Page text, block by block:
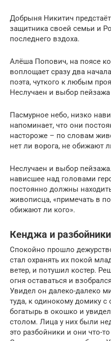
Добрыня Никитич
защитника своей семьи и
последнего вздоха.
Алёша Попович, на поясе
воплощает сразу два
поэта, чуткого к любым
Неслучаен и выбор пейзажа
Пасмурное небо, низко
напоминает, что они
настороже – по словам
нет ли ворога, не обижают
Неслучаен и выбор
нависшее над головами
постоянно должны
живописца, «примечать в
обижают ли кого».
Кенджа и разбойники
Спокойно прошло
стал охранять их покой
ветер, и потушил костер.
огня оставаться и
Увидел он далеко-далеко
туда, к одинокому домику с
богатырь в окошко и
столом. Лица у них были
это разбойники и они что-